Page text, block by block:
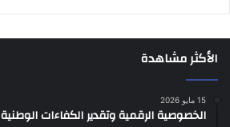
الأكثر مشاهدة
15 مايو 2026
الخصوصية الرقمية وتقدير الكفاءات الوطنية